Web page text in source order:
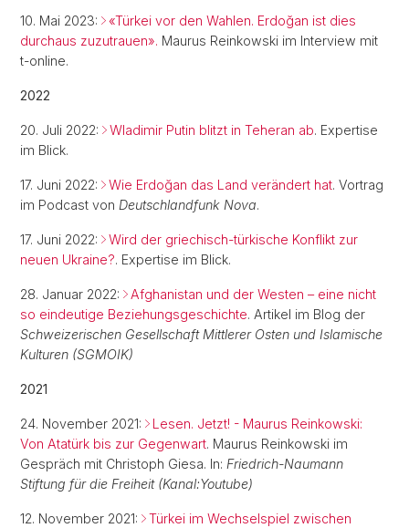
10. Mai 2023:
«Türkei vor den Wahlen. Erdoğan ist dies
durchaus zuzutrauen». Maurus Reinkowski im Interview mit
t-online.
2022
20. Juli 2022: Wladimir Putin blitzt in Teheran ab. Expertise
im Blick.
17. Juni 2022: Wie Erdoğan das Land verändert hat. Vortrag
im Podcast von Deutschlandfunk Nova.
17. Juni 2022:
Wird der griechisch-türkische Konflikt zur
neuen Ukraine?. Expertise im Blick.
28. Januar 2022:
Afghanistan und der Westen – eine nicht
so eindeutige Beziehungsgeschichte. Artikel im Blog der
Schweizerischen Gesellschaft Mittlerer Osten und Islamische
Kulturen (SGMOIK)
2021
24. November 2021:
Lesen. Jetzt! - Maurus Reinkowski:
Von Atatürk bis zur Gegenwart. Maurus Reinkowski im
Gespräch mit Christoph Giesa. In: Friedrich-Naumann
Stiftung für die Freiheit (Kanal:Youtube)
12. November 2021: Türkei im Wechselspiel zwischen